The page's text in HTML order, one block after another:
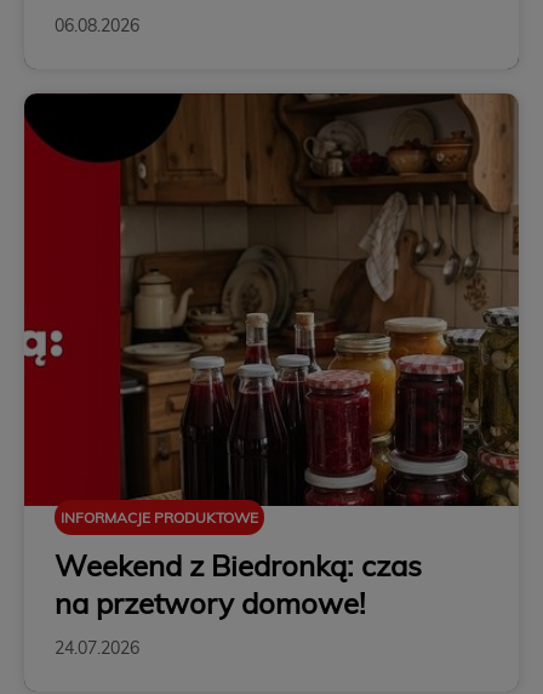
06.08.2026
INFORMACJE PRODUKTOWE
Weekend z Biedronką: czas
na przetwory domowe!
24.07.2026